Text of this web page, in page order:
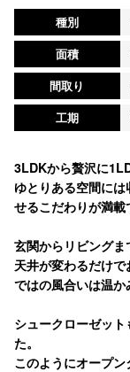
種別
面積
間取り
工期
3LDKから贅沢に
ゆとりある空間に
せるこだわりが満載
玄関からリビングま
天井が変わるだけ
ではの風合いは温か
シュークローゼッ
た。
このようにオープ